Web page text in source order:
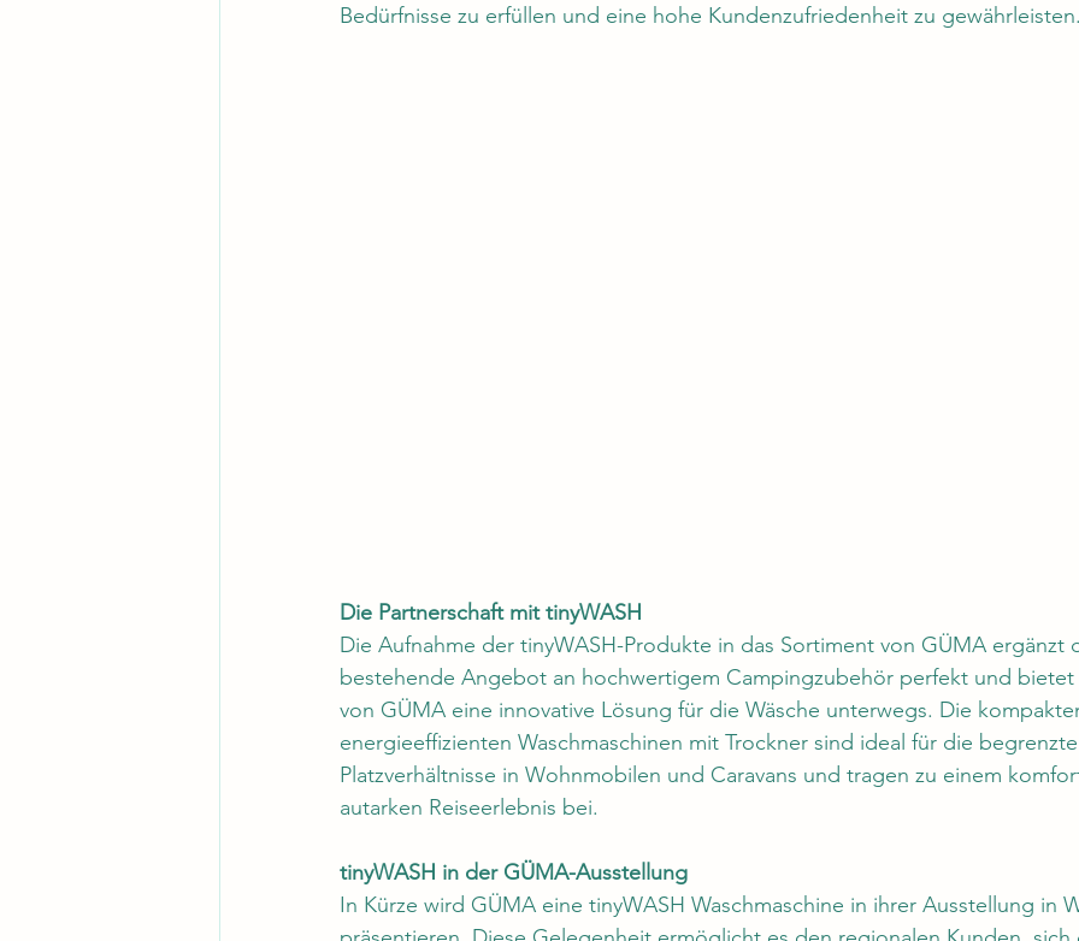
Bedürfnisse zu erfüllen und eine hohe Kundenzufriedenheit zu
Die Partnerschaft mit tinyWASH
Die Aufnahme der tinyWASH-Produkte in das Sortiment von GÜMA ergänzt
bestehende Angebot an hochwertigem Campingzubehör perfekt und
von GÜMA eine innovative Lösung für die Wäsche unterwegs. Die
energieeffizienten Waschmaschinen mit Trockner sind ideal für die
Platzverhältnisse in Wohnmobilen und Caravans und tragen zu einem
autarken Reiseerlebnis bei.
tinyWASH in der GÜMA-Ausstellung
In Kürze wird GÜMA eine tinyWASH Waschmaschine in ihrer Ausstellung in